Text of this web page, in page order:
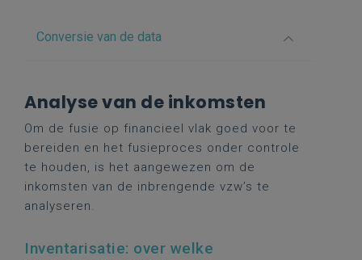
Conversie van de data
Analyse van de inkomsten
Om de fusie op financieel vlak goed voor te
bereiden en het fusieproces onder controle
te houden, is het aangewezen om de
inkomsten van de inbrengende vzw’s te
analyseren.
Inventarisatie: over welke